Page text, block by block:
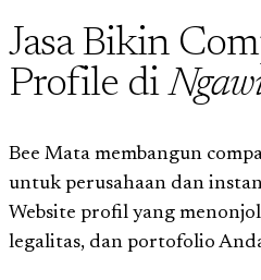
Jasa Bikin
Profile di
Bee Mata membangun
untuk perusahaan dan
Website profil yang
legalitas, dan portofolio